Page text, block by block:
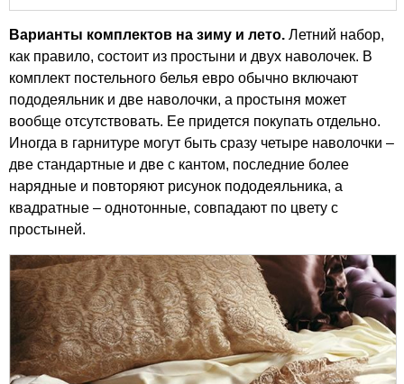
Варианты комплектов на зиму и лето. Летний набор,
как правило, состоит из простыни и двух наволочек. В
комплект постельного белья евро обычно включают
пододеяльник и две наволочки, а простыня может
вообще отсутствовать. Ее придется покупать отдельно.
Иногда в гарнитуре могут быть сразу четыре наволочки –
две стандартные и две с кантом, последние более
нарядные и повторяют рисунок пододеяльника, а
квадратные – однотонные, совпадают по цвету с
простыней.